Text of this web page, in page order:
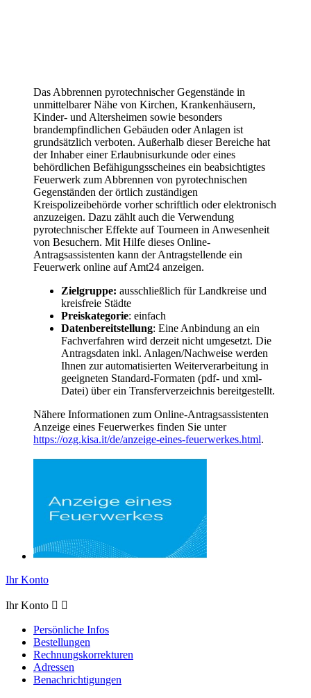
Das Abbrennen pyrotechnischer Gegenstände in
unmittelbarer Nähe von Kirchen, Krankenhäusern,
Kinder- und Altersheimen sowie besonders
brandempfindlichen Gebäuden oder Anlagen ist
grundsätzlich verboten. Außerhalb dieser Bereiche hat
der Inhaber einer Erlaubnisurkunde oder eines
behördlichen Befähigungsscheines ein beabsichtigtes
Feuerwerk zum Abbrennen von pyrotechnischen
Gegenständen der örtlich zuständigen
Kreispolizeibehörde vorher schriftlich oder elektronisch
anzuzeigen. Dazu zählt auch die Verwendung
pyrotechnischer Effekte auf Tourneen in Anwesenheit
von Besuchern. Mit Hilfe dieses Online-
Antragsassistenten kann der Antragstellende ein
Feuerwerk online auf Amt24 anzeigen.
Zielgruppe: ausschließlich für Landkreise und
kreisfreie Städte
Preiskategorie: einfach
Datenbereitstellung: Eine Anbindung an ein
Fachverfahren wird derzeit nicht umgesetzt. Die
Antragsdaten inkl. Anlagen/Nachweise werden
Ihnen zur automatisierten Weiterverarbeitung in
geeigneten Standard-Formaten (pdf- und xml-
Datei) über ein Transferverzeichnis bereitgestellt.
Nähere Informationen zum Online-Antragsassistenten
Anzeige eines Feuerwerkes finden Sie unter
https://ozg.kisa.it/de/anzeige-eines-feuerwerkes.html.
Ihr Konto
Ihr Konto  
Persönliche Infos
Bestellungen
Rechnungskorrekturen
Adressen
Benachrichtigungen